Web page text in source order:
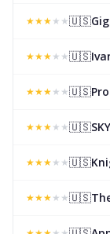
★★★★ ★🇺🇸
★★★★ ★🇺🇸
★★★★ ★🇺🇸
★★★★ ★🇺🇸
★★★★ ★🇺🇸
★★★★ ★🇺🇸